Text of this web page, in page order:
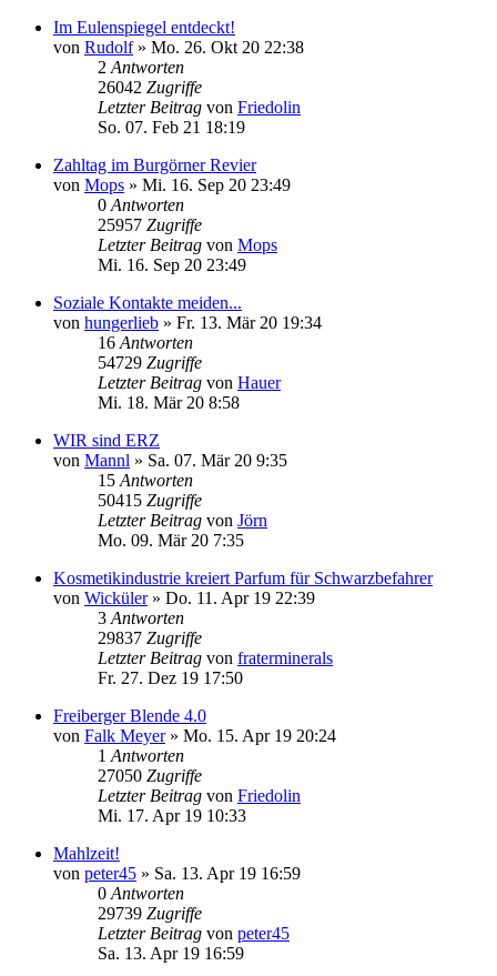
Im Eulenspiegel entdeckt!
von Rudolf» Mo. 26. Okt 20 22:38
2 Antworten
26042 Zugriffe
Letzter Beitrag von Friedolin
So. 07. Feb 21 18:19
Zahltag im Burgörner Revier
von Mops » Mi. 16. Sep 20 23:49
0 Antworten
25957 Zugriffe
Letzter Beitrag von Mops
Mi. 16. Sep 20 23:49
Soziale Kontakte meiden...
von hungerlieb » Fr. 13. Mär 20 19:34
16 Antworten
54729 Zugriffe
Letzter Beitrag von Hauer
Mi. 18. Mär 20 8:58
WIR sind ERZ
von Mannl » Sa. 07. Mär 20 9:35
15 Antworten
50415 Zugriffe
Letzter Beitrag von Jörn
Mo. 09. Mär 20 7:35
Kosmetikindustrie kreiert Parfum für Schwarzbefahrer
von Wicküler» Do. 11. Apr 19 22:39
3 Antworten
29837 Zugriffe
Letzter Beitrag von fraterminerals
Fr. 27. Dez 19 17:50
Freiberger Blende 4.0
von Falk Meyer» Mo. 15. Apr 19 20:24
1 Antworten
27050 Zugriffe
Letzter Beitrag von Friedolin
Mi. 17. Apr 19 10:33
Mahlzeit!
von peter45 » Sa. 13. Apr 19 16:59
0 Antworten
29739 Zugriffe
Letzter Beitrag von peter45
Sa. 13. Apr 19 16:59